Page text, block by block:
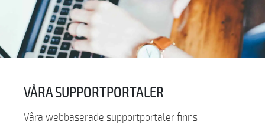
VÅRA SUPPORTPORTALER
Våra webbaserade supportportaler finns